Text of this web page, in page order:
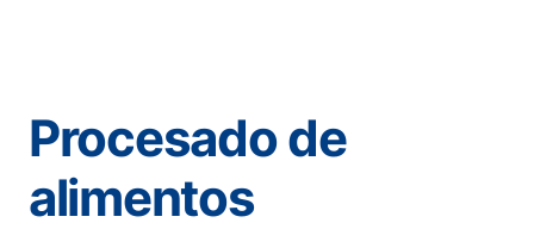
Procesado de
alimentos